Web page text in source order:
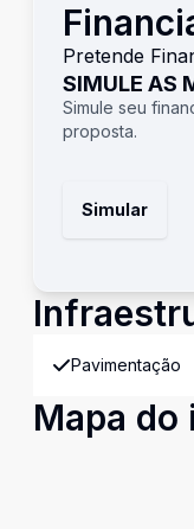
Pretende
SIMULE AS
Simule seu
proposta.
Simular
Pavimentação
Mapa do